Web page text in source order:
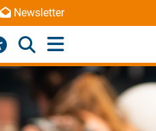
Newsletter